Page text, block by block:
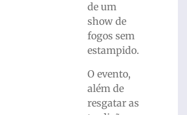
de um
show de
fogos sem
estampido.
O evento,
além de
resgatar as